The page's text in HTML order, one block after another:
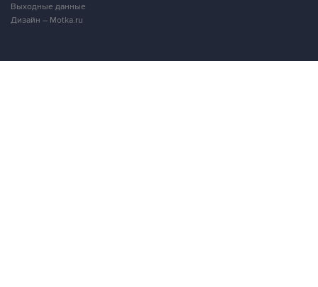
Выходные данные
Дизайн – Motka.ru